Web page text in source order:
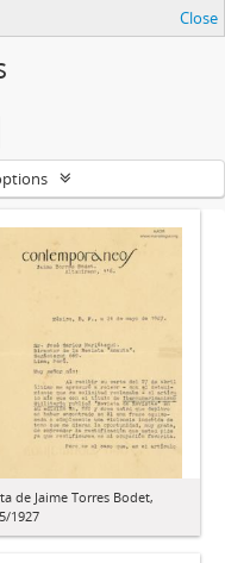
Close
de Jaime Torres Bodet,
1927